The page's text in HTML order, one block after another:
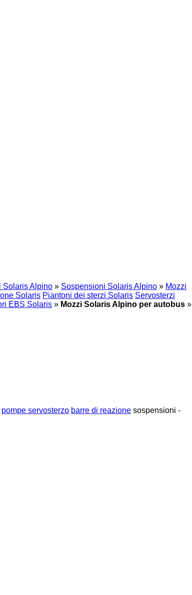
Solaris Alpino » Sospensioni Solaris Alpino » Mozzi
Solaris Piantoni dei sterzi Solaris Servosterzi
EBS Solaris » Mozzi Solaris Alpino per autobus »
pompe servosterzo barre di reazione sospensioni -